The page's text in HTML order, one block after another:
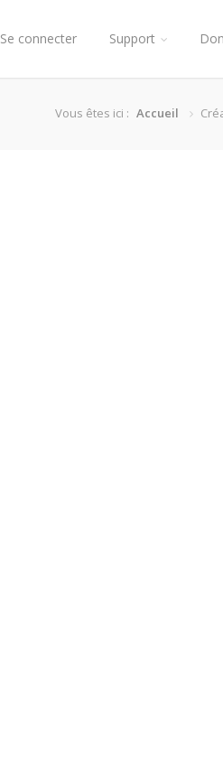
Se connecter Support Don
Vous êtes ici : Accueil